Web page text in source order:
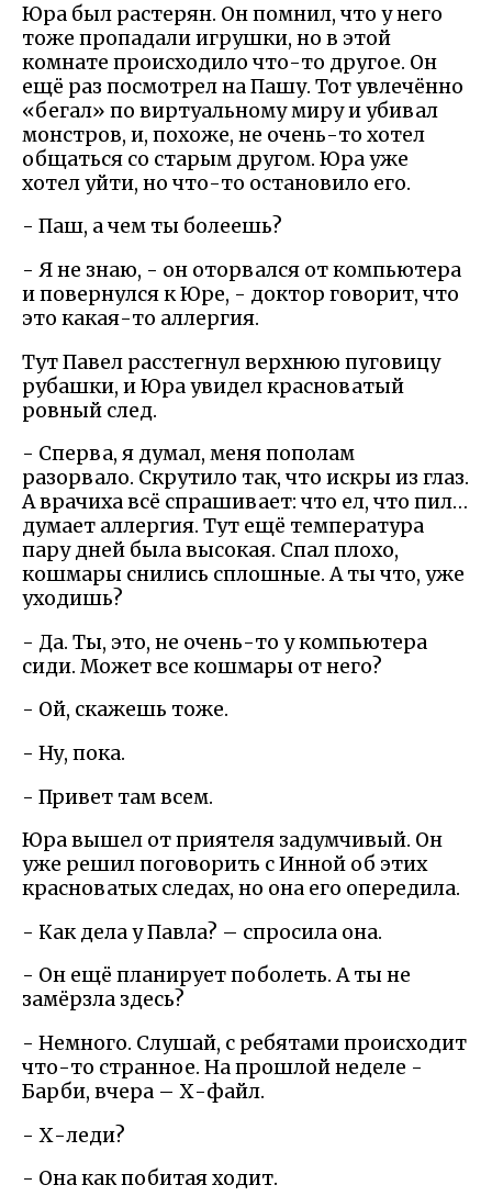
Юра был растерян. Он помнил, что у него
тоже пропадали игрушки, но в этой
комнате происходило что-то другое. Он
ещё раз посмотрел на Пашу. Тот увлечённо
«бегал» по виртуальному миру и убивал
монстров, и, похоже, не очень-то хотел
общаться со старым другом. Юра уже
хотел уйти, но что-то остановило его.
- Паш, а чем ты болеешь?
- Я не знаю, - он оторвался от компьютера
и повернулся к Юре, - доктор говорит, что
это какая-то аллергия.
Тут Павел расстегнул верхнюю пуговицу
рубашки, и Юра увидел красноватый
ровный след.
- Сперва, я думал, меня пополам
разорвало. Скрутило так, что искры из глаз.
А врачиха всё спрашивает: что ел, что пил…
думает аллергия. Тут ещё температура
пару дней была высокая. Спал плохо,
кошмары снились сплошные. А ты что, уже
уходишь?
- Да. Ты, это, не очень-то у компьютера
сиди. Может все кошмары от него?
- Ой, скажешь тоже.
- Ну, пока.
- Привет там всем.
Юра вышел от приятеля задумчивый. Он
уже решил поговорить с Инной об этих
красноватых следах, но она его опередила.
- Как дела у Павла? – спросила она.
- Он ещё планирует поболеть. А ты не
замёрзла здесь?
- Немного. Слушай, с ребятами происходит
что-то странное. На прошлой неделе -
Барби, вчера – Х-файл.
- Х-леди?
- Она как побитая ходит.